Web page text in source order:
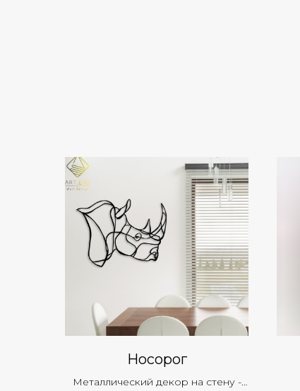
Носорог
Металлический декор на стену -